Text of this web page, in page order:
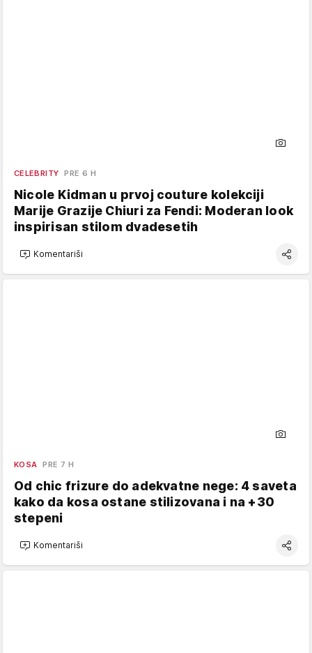
CELEBRITY PRE 6 H
Nicole Kidman u prvoj couture kolekciji
Marije Grazije Chiuri za Fendi: Moderan look
inspirisan stilom dvadesetih
Komentariši
KOSA PRE 7 H
Od chic frizure do adekvatne nege: 4 saveta
kako da kosa ostane stilizovana i na +30
stepeni
Komentariši